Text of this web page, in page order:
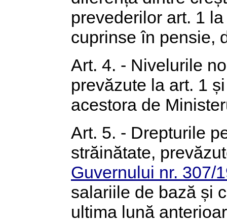
prevederilor art. 1
cuprinse în pensie,
Art. 4. - Nivelurile
prevăzute la art. 1
acestora de
Art. 5. - Drepturile
străinătate,
Guvernului nr. 307/
salariile de bază și
ultima lună